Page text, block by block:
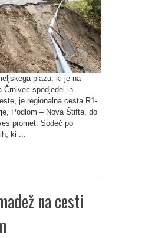
plazu, ki je na
Črnivec spodjedel in
je regionalna cesta R1-
Podlom – Nova Štifta, do
promet. Sodeč po
ki ...
na cesti